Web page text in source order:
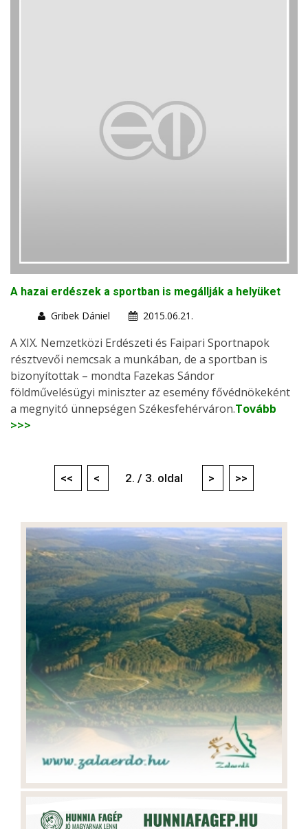
A hazai erdészek a sportban is megállják a helyüket
Gribek Dániel
2015.06.21.
A XIX. Nemzetközi Erdészeti és Faipari Sportnapok
résztvevői nemcsak a munkában, de a sportban is
bizonyítottak – mondta Fazekas Sándor
földművelésügyi miniszter az esemény fővédnökeként
a megnyitó ünnepségen Székesfehérváron.Tovább
>>>
<< < 2. / 3. oldal > >>